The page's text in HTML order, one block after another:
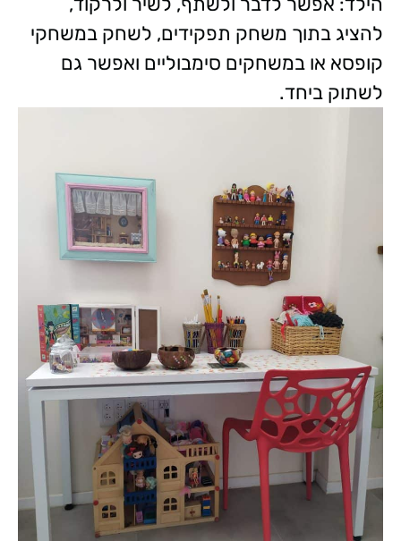
להציג בתוך משחק תפקידים, לשחק במשחקי
קופסא או במשחקים סימבוליים ואפשר גם
לשתוק ביחד.